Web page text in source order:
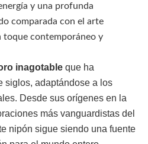
y una profunda
comparada con el arte
toque contemporáneo y
inagotable que ha
siglos, adaptándose a los
Desde sus orígenes en la
más vanguardistas del
nipón sigue siendo una fuente